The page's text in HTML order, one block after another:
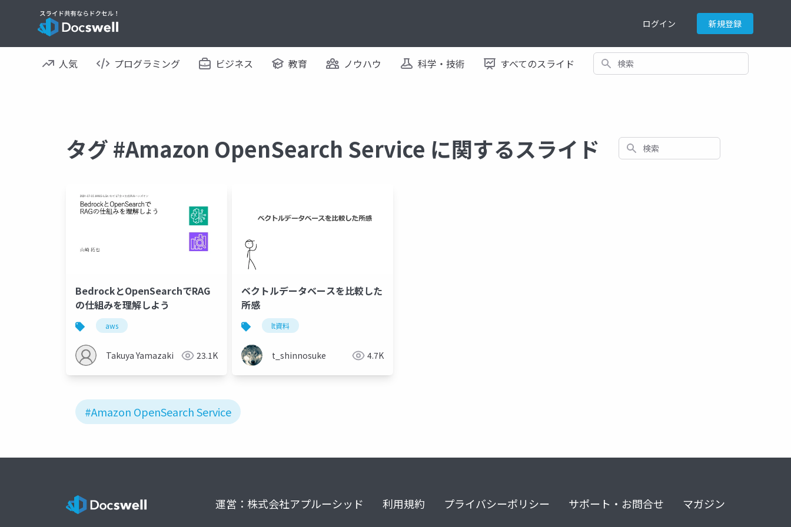
ログイン 新規登録
人気 プログラミング ビジネス 教育 ノウハウ 科学・技術 すべてのスライド 検索
タグ #Amazon OpenSearch Service に関するスライド 検索
BedrockとOpenSearchでRAG
の仕組みを理解しよう
aws
Takuya Yamazaki 23.1K
ベクトルデータベースを比較した
所感
lt資料
t_shinnosuke 4.7K
#Amazon OpenSearch Service
運営：株式会社アプルーシッド 利用規約 プライバシーポリシー サポート・お問合せ マガジン